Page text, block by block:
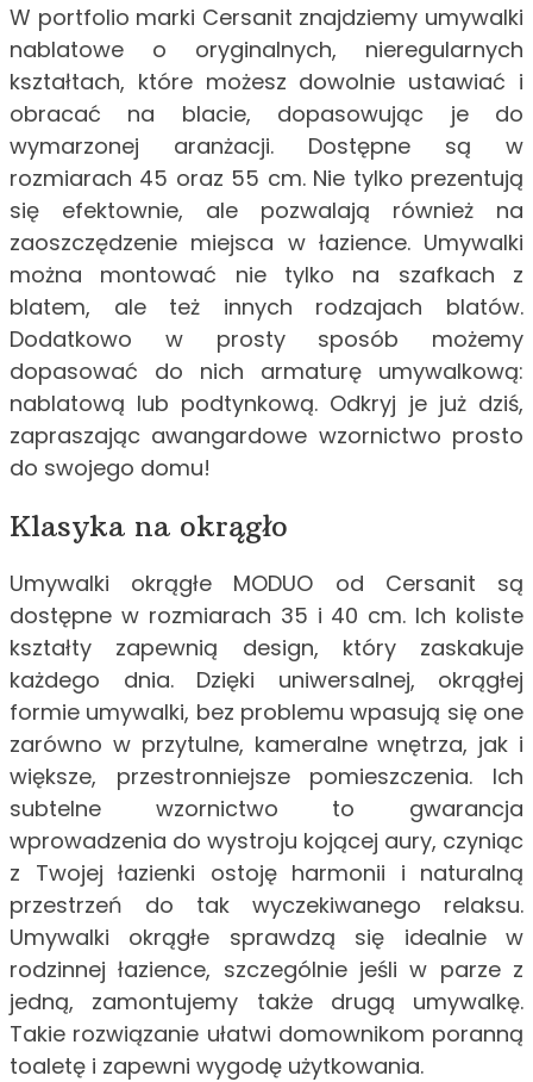
W portfolio marki Cersanit znajdziemy umywalki
nablatowe o oryginalnych, nieregularnych
kształtach, które możesz dowolnie ustawiać i
obracać na blacie, dopasowując je do
wymarzonej aranżacji. Dostępne są w
rozmiarach 45 oraz 55 cm. Nie tylko prezentują
się efektownie, ale pozwalają również na
zaoszczędzenie miejsca w łazience. Umywalki
można montować nie tylko na szafkach z
blatem, ale też innych rodzajach blatów.
Dodatkowo w prosty sposób możemy
dopasować do nich armaturę umywalkową:
nablatową lub podtynkową. Odkryj je już dziś,
zapraszając awangardowe wzornictwo prosto
do swojego domu!
Klasyka na okrągło
Umywalki okrągłe MODUO od Cersanit są
dostępne w rozmiarach 35 i 40 cm. Ich koliste
kształty zapewnią design, który zaskakuje
każdego dnia. Dzięki uniwersalnej, okrągłej
formie umywalki, bez problemu wpasują się one
zarówno w przytulne, kameralne wnętrza, jak i
większe, przestronniejsze pomieszczenia. Ich
subtelne wzornictwo to gwarancja
wprowadzenia do wystroju kojącej aury, czyniąc
z Twojej łazienki ostoję harmonii i naturalną
przestrzeń do tak wyczekiwanego relaksu.
Umywalki okrągłe sprawdzą się idealnie w
rodzinnej łazience, szczególnie jeśli w parze z
jedną, zamontujemy także drugą umywalkę.
Takie rozwiązanie ułatwi domownikom poranną
toaletę i zapewni wygodę użytkowania.